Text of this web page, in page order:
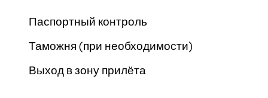
Паспортный контроль
Таможня (при необходимости)
Выход в зону прилёта